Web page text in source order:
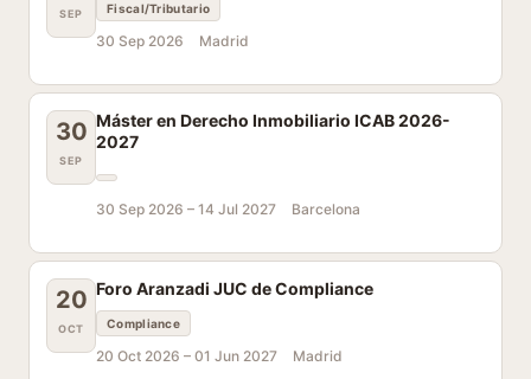
SEP Fiscal/Tributario
30 Sep 2026 Madrid
30
SEP
Máster en Derecho Inmobiliario ICAB 2026-
2027
30 Sep 2026 – 14 Jul 2027 Barcelona
20
OCT
Foro Aranzadi JUC de Compliance
Compliance
20 Oct 2026 – 01 Jun 2027 Madrid